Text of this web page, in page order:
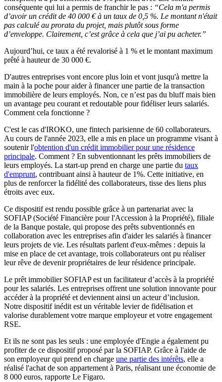
conséquente qui lui a permis de franchir le pas : “Cela m'a permis
d’avoir un crédit de 40 000 € à un taux de 0,5 %. Le montant n'était
pas calculé au prorata du projet, mais plutôt sous forme
d’enveloppe. Clairement, c’est grâce à cela que j’ai pu acheter.”
Aujourd’hui, ce taux a été revalorisé à 1 % et le montant maximum
prêté à hauteur de 30 000 €.
D'autres entreprises vont encore plus loin et vont jusqu'à mettre la
main à la poche pour aider à financer une partie de la transaction
immobilière de leurs employés. Non, ce n’est pas du bluff mais bien
un avantage peu courant et redoutable pour fidéliser leurs salariés.
Comment cela fonctionne ?
C'est le cas d'IROKO, une fintech parisienne de 60 collaborateurs.
Au cours de l'année 2023, elle a mis en place un programme visant à
soutenir l'obtention d'un crédit immobilier pour une résidence
principale. Comment ? En subventionnant les prêts immobiliers de
leurs employés. La start-up prend en charge une partie du taux
d'emprunt, contribuant ainsi à hauteur de 1%. Cette initiative, en
plus de renforcer la fidélité des collaborateurs, tisse des liens plus
étroits avec eux.
Ce dispositif est rendu possible grâce à un partenariat avec la
SOFIAP (Société Financière pour l'Accession à la Propriété), filiale
de la Banque postale, qui propose des prêts subventionnés en
collaboration avec les entreprises afin d'aider les salariés à financer
leurs projets de vie. Les résultats parlent d'eux-mêmes : depuis la
mise en place de cet avantage, trois collaborateurs ont pu réaliser
leur rêve de devenir propriétaires de leur résidence principale.
Le prêt immobilier SOFIAP est un facilitateur d’accès à la propriété
pour les salariés. Les entreprises offrent une solution innovante pour
accéder à la propriété et deviennent ainsi un acteur d’inclusion.
Notre dispositif inédit est un véritable levier de fidélisation et
valorise durablement votre marque employeur et votre engagement
RSE.
Et ils ne sont pas les seuls : une employée d'Engie a également pu
profiter de ce dispositif proposé par la SOFIAP. Grâce à l'aide de
son employeur qui prend en charge une partie des intérêts, elle a
réalisé l'achat de son appartement à Paris, réalisant une économie de
8 000 euros, rapporte Le Figaro.